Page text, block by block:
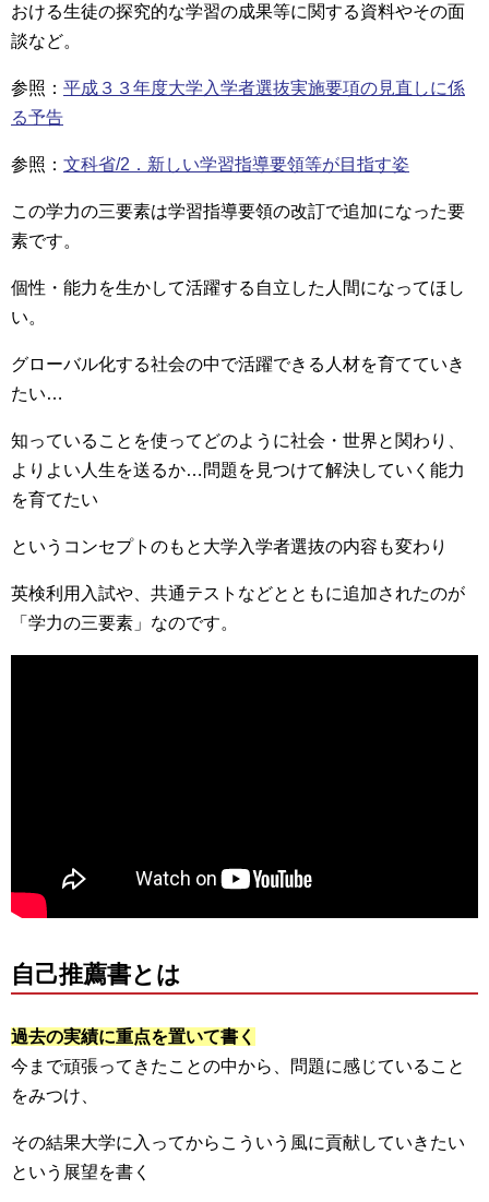
おける生徒の探究的な学習の成果等に関する資料やその面
談など。
参照： 平成３３年度大学入学者選抜実施要項の見直しに係
る予告
参照： 文科省/2．新しい学習指導要領等が目指す姿
この学力の三要素は学習指導要領の改訂で追加になった要
素です。
個性・能力を生かして活躍する自立した人間になってほし
い。
グローバル化する社会の中で活躍できる人材を育てていき
たい…
知っていることを使ってどのように社会・世界と関わり、
よりよい人生を送るか…問題を見つけて解決していく能力
を育てたい
というコンセプトのもと大学入学者選抜の内容も変わり
英検利用入試や、共通テストなどとともに追加されたのが
「学力の三要素」なのです。
自己推薦書とは
過去の実績に重点を置いて書く
今まで頑張ってきたことの中から、問題に感じていること
をみつけ、
その結果大学に入ってからこういう風に貢献していきたい
という展望を書く